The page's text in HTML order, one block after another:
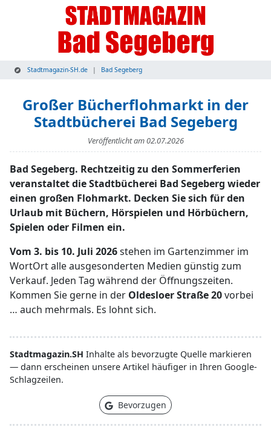
Stadtmagazin-SH.de Bad Segeberg
Großer Bücherflohmarkt in der
Stadtbücherei Bad Segeberg
Veröffentlicht am02.07.2026
Bad Segeberg. Rechtzeitig zu den Sommerferien
veranstaltet die Stadtbücherei Bad Segeberg wieder
einen großen Flohmarkt. Decken Sie sich für den
Urlaub mit Büchern, Hörspielen und Hörbüchern,
Spielen oder Filmen ein.
Vom 3. bis 10. Juli 2026stehen im Gartenzimmer im
WortOrt alle ausgesonderten Medien günstig zum
Verkauf. Jeden Tag während der Öffnungszeiten.
Kommen Sie gerne in der Oldesloer Straße 20vorbei
… auch mehrmals. Es lohnt sich.
Stadtmagazin.SH Inhalte als bevorzugte Quelle markieren
— dann erscheinen unsere Artikel häufiger in Ihren Google-
Schlagzeilen.
Bevorzugen